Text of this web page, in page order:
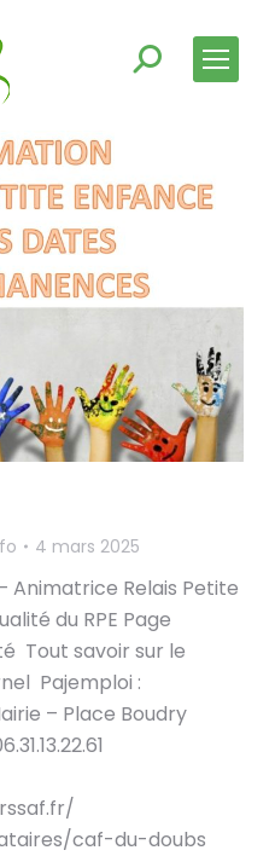
4 mars 2025
Animatrice Relais Petite
du RPE Page
Tout savoir sur le
Pajemploi :
– Place Boudry
caf-du-doubs